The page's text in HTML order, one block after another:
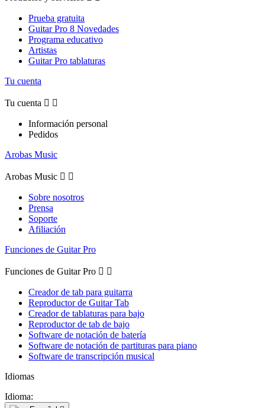
Prueba gratuita
Guitar Pro 8 Novedades
Programa educativo
Artistas
Guitar Pro tablaturas
Tu cuenta
Tu cuenta  
Información personal
Pedidos
Arobas Music
Arobas Music  
Sobre nosotros
Prensa
Soporte
Afiliación
Funciones de Guitar Pro
Funciones de Guitar Pro  
Creador de tab para guitarra
Reproductor de Guitar Tab
Creador de tablaturas para bajo
Reproductor de tab de bajo
Software de notación de batería
Software de notación de partituras para piano
Software de transcripción musical
Idiomas
Idioma: